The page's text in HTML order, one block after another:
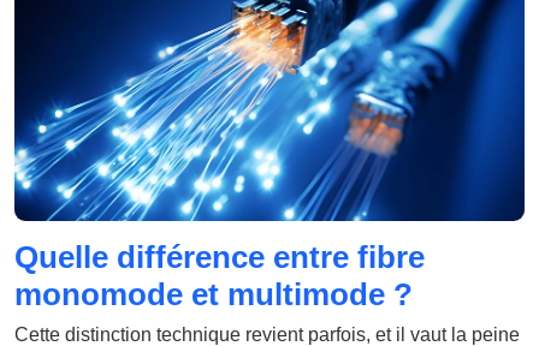
Quelle différence entre fibre
monomode et multimode ?
Cette distinction technique revient parfois, et il vaut la peine